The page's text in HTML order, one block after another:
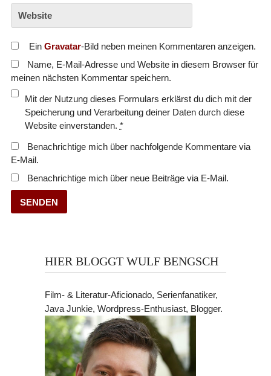
Ein Gravatar-Bild neben meinen Kommentaren anzeigen.
Name, E-Mail-Adresse und Website in diesem Browser für
meinen nächsten Kommentar speichern.
Mit der Nutzung dieses Formulars erklärst du dich mit der
Speicherung und Verarbeitung deiner Daten durch diese
Website einverstanden. *
Benachrichtige mich über nachfolgende Kommentare via
E-Mail.
Benachrichtige mich über neue Beiträge via E-Mail.
HIER BLOGGT WULF BENGSCH
Film- & Literatur-Aficionado, Serienfanatiker,
Java Junkie, Wordpress-Enthusiast, Blogger.